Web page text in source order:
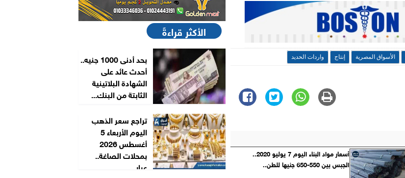
الأسواق المصرية إنتاج واردات الحديد
أسعار مواد البناء اليوم 7 يوليو 2020..
الجبس بين 550-650 جنيها للطن..
الأكثر قراءةً
بحد أدنى 1000 جنيه..
أحدث عائد على
الشهادة البلاتينية
الثابتة من البنك...
تراجع سعر الذهب
اليوم الأربعاء 5
أغسطس 2026
بمحلات الصاغة..
عيار...